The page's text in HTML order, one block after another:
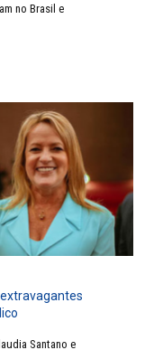
no Brasil e
Santano e